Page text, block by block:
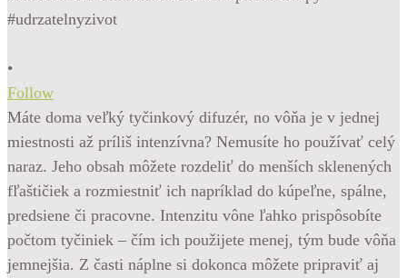
•
Follow
Máte doma veľký tyčinkový difuzér, no vôňa je v jednej
miestnosti až príliš intenzívna? Nemusíte ho používať celý
naraz. Jeho obsah môžete rozdeliť do menších sklenených
fľaštičiek a rozmiestniť ich napríklad do kúpeľne, spálne,
predsiene či pracovne. Intenzitu vône ľahko prispôsobíte
počtom tyčiniek – čím ich použijete menej, tým bude vôňa
jemnejšia. Z časti náplne si dokonca môžete pripraviť aj